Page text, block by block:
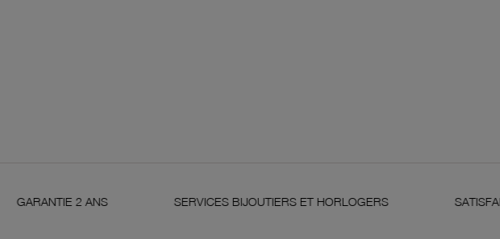
SERVICES BIJOUTIERS ET HORLOGERS SATISFAIT OU